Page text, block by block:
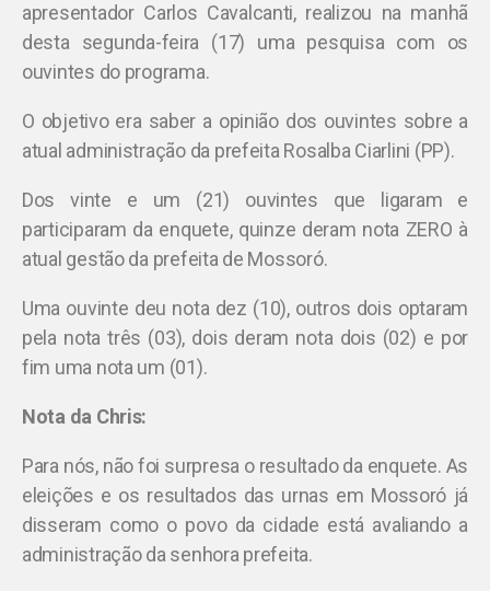
apresentador Carlos Cavalcanti, realizou na manhã
desta segunda-feira (17) uma pesquisa com os
ouvintes do programa.
O objetivo era saber a opinião dos ouvintes sobre a
atual administração da prefeita Rosalba Ciarlini (PP).
Dos vinte e um (21) ouvintes que ligaram e
participaram da enquete, quinze deram nota ZERO à
atual gestão da prefeita de Mossoró.
Uma ouvinte deu nota dez (10), outros dois optaram
pela nota três (03), dois deram nota dois (02) e por
fim uma nota um (01).
Nota da Chris:
Para nós, não foi surpresa o resultado da enquete. As
eleições e os resultados das urnas em Mossoró já
disseram como o povo da cidade está avaliando a
administração da senhora prefeita.